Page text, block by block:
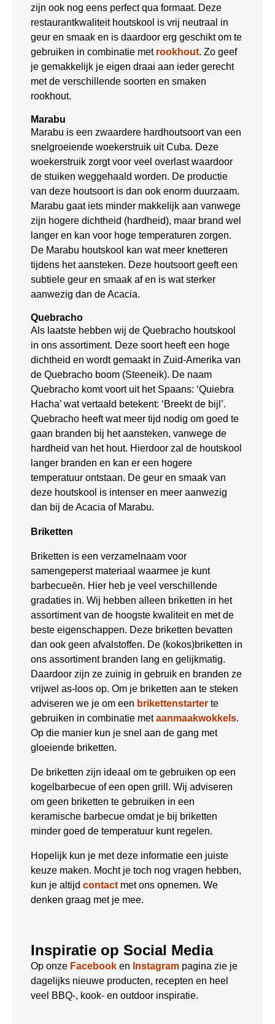
zijn ook nog eens perfect qua formaat. Deze
restaurantkwaliteit houtskool is vrij neutraal in
geur en smaak en is daardoor erg geschikt om te
gebruiken in combinatie met rookhout. Zo geef
je gemakkelijk je eigen draai aan ieder gerecht
met de verschillende soorten en smaken
rookhout.
Marabu
Marabu is een zwaardere hardhoutsoort van een
snelgroeiende woekerstruik uit Cuba. Deze
woekerstruik zorgt voor veel overlast waardoor
de stuiken weggehaald worden. De productie
van deze houtsoort is dan ook enorm duurzaam.
Marabu gaat iets minder makkelijk aan vanwege
zijn hogere dichtheid (hardheid), maar brand wel
langer en kan voor hoge temperaturen zorgen.
De Marabu houtskool kan wat meer knetteren
tijdens het aansteken. Deze houtsoort geeft een
subtiele geur en smaak af en is wat sterker
aanwezig dan de Acacia.
Quebracho
Als laatste hebben wij de Quebracho houtskool
in ons assortiment. Deze soort heeft een hoge
dichtheid en wordt gemaakt in Zuid-Amerika van
de Quebracho boom (Steeneik). De naam
Quebracho komt voort uit het Spaans: ‘Quiebra
Hacha’ wat vertaald betekent: ‘Breekt de bijl’.
Quebracho heeft wat meer tijd nodig om goed te
gaan branden bij het aansteken, vanwege de
hardheid van het hout. Hierdoor zal de houtskool
langer branden en kan er een hogere
temperatuur ontstaan. De geur en smaak van
deze houtskool is intenser en meer aanwezig
dan bij de Acacia of Marabu.
Briketten
Briketten is een verzamelnaam voor
samengeperst materiaal waarmee je kunt
barbecueën. Hier heb je veel verschillende
gradaties in. Wij hebben alleen briketten in het
assortiment van de hoogste kwaliteit en met de
beste eigenschappen. Deze briketten bevatten
dan ook geen afvalstoffen. De (kokos)briketten in
ons assortiment branden lang en gelijkmatig.
Daardoor zijn ze zuinig in gebruik en branden ze
vrijwel as-loos op. Om je briketten aan te steken
adviseren we je om een brikettenstarter te
gebruiken in combinatie metaanmaakwokkels.
Op die manier kun je snel aan de gang met
gloeiende briketten.
De briketten zijn ideaal om te gebruiken op een
kogelbarbecue of een open grill. Wij adviseren
om geen briketten te gebruiken in een
keramische barbecue omdat je bij briketten
minder goed de temperatuur kunt regelen.
Hopelijk kun je met deze informatie een juiste
keuze maken. Mocht je toch nog vragen hebben,
kun je altijd contact met ons opnemen. We
denken graag met je mee.
Inspiratie op Social Media
Op onze Facebook en Instagram pagina zie je
dagelijks nieuwe producten, recepten en heel
veel BBQ-, kook- en outdoor inspiratie.